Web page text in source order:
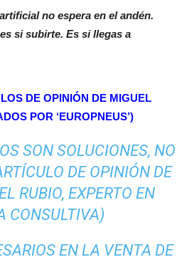
no espera en el andén.
si subirte. Es si llegas a
DE OPINIÓN DE MIGUEL
POR ‘EUROPNEUS’)
SON SOLUCIONES, NO
DE OPINIÓN DE
RUBIO, EXPERTO EN
CONSULTIVA)
EN LA VENTA DE